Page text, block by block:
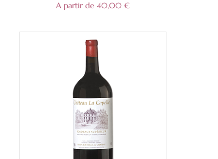
DAMAZAC, CHÂTEAU LESTEY NOIR
A partir de 40,00€